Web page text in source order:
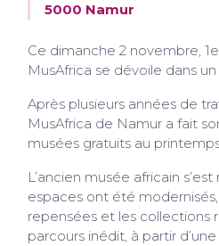
5000 Namur
Ce dimanche 2 novembre,
MusAfrica se dévoile dans
Après plusieurs années de
MusAfrica de Namur a fait
musées gratuits au
L’ancien musée africain
espaces ont été
repensées et les collections
parcours inédit, à partir